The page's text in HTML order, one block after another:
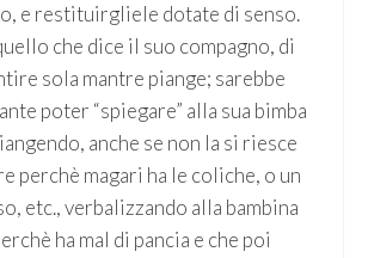
e restituirgliele dotate di senso.
che dice il suo compagno, di
sola mantre piange; sarebbe
poter “spiegare” alla sua bimba
anche se non la si riesce
perchè magari ha le coliche, o un
etc., verbalizzando alla bambina
ha mal di pancia e che poi